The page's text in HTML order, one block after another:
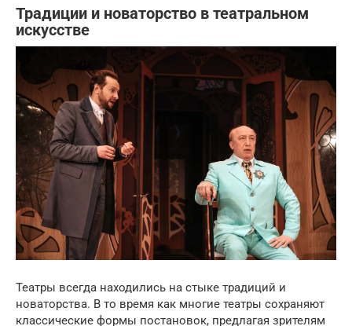
Традиции и новаторство в театральном
искусстве
Театры всегда находились на стыке традиций и
новаторства. В то время как многие театры сохраняют
классические формы постановок, предлагая зрителям